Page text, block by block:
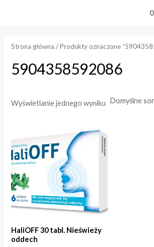
Strona główna / Produkty oznaczone
5904358592086
Wyświetlanie jednego wyniku
HaliOFF 30 tabl. Nieświeży
oddech